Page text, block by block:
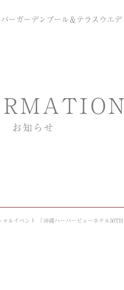
ーガーデンプール＆テラス ウエ
お知らせ
ルイベント 「沖縄ハーバービューホテル